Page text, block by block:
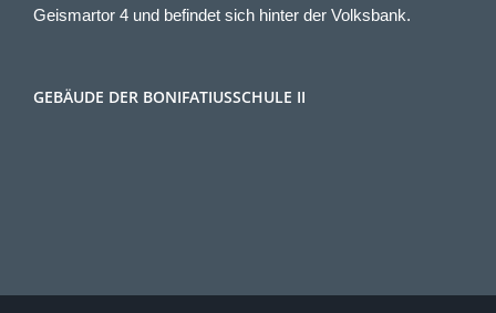
Geismartor 4 und befindet sich hinter der Volksbank.
GEBÄUDE DER BONIFATIUSSCHULE II